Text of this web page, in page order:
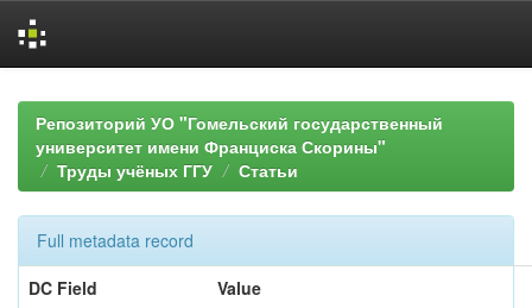
navigationРепозиторий УО "Гомельский государственный
университет имени Франциска Скорины"
Труды учёных ГГУ
Статьи
Full metadata record
DC Field
Value